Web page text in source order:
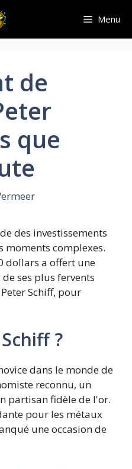
Menu
de
que
des investissements
moments complexes.
dollars a offert une
ses plus fervents
Schiff, pour
?
dans le monde de
reconnu, un
partisan fidèle de l'or.
pour les métaux
une occasion de